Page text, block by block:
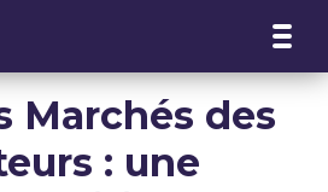
Marchés des
: une
cookies